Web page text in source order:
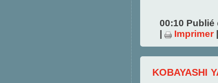
00:10
Imprimer
KOBAYASHI